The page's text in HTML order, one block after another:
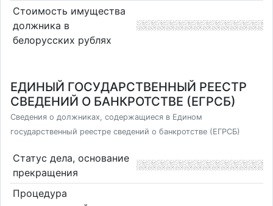
Стоимость имущества
должника в
белорусских рублях
ЕДИНЫЙ ГОСУДАРСТВЕННЫЙ РЕЕСТР
СВЕДЕНИЙ О БАНКРОТСТВЕ (ЕГРСБ)
Сведения о должниках, содержащиеся в Едином
государственный реестре сведений о банкротстве (ЕГРСБ)
Статус дела, основание
прекращения
Процедура